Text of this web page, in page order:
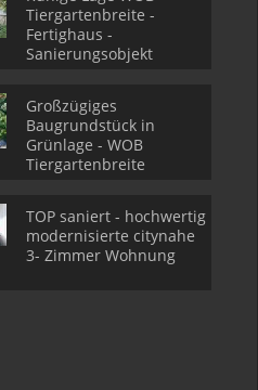
Tiergartenbreite -
Fertighaus -
Sanierungsobjekt
Großzügiges
Baugrundstück in
Grünlage - WOB
Tiergartenbreite
TOP saniert - hochwertig
modernisierte citynahe
3- Zimmer Wohnung